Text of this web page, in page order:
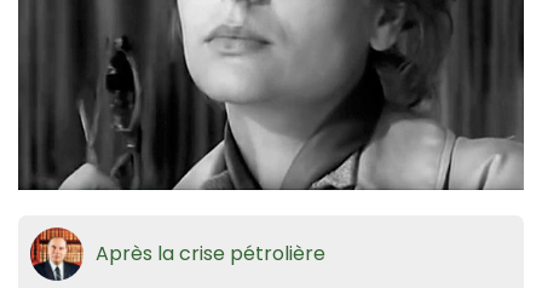
Après la crise pétrolière